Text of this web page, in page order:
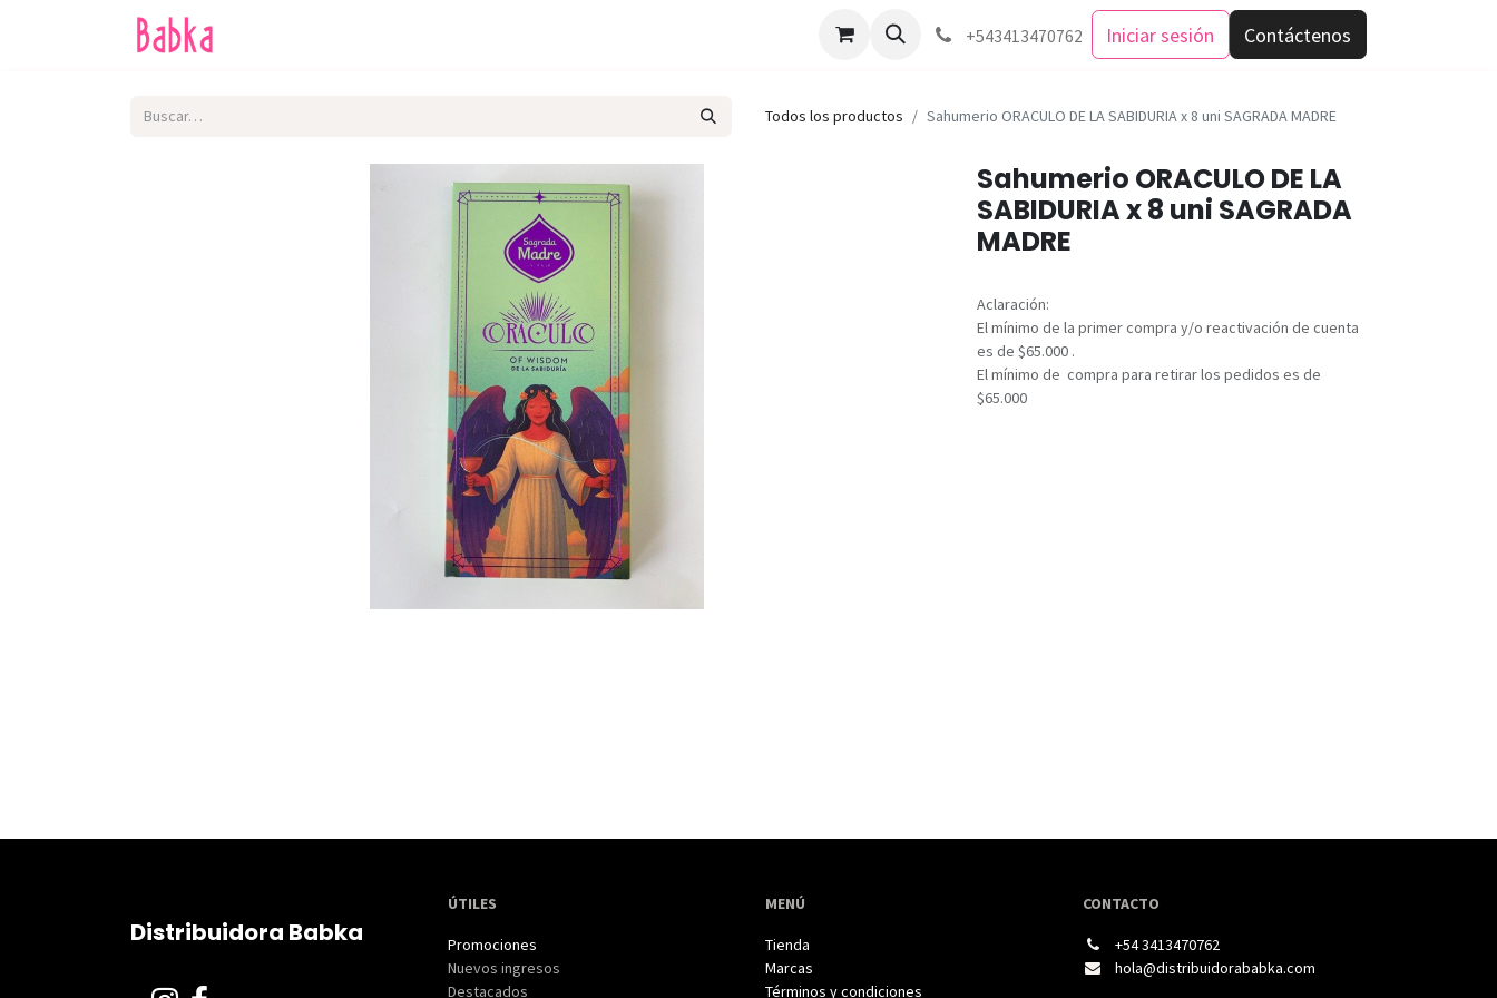
Como comprar +543413470762 Iniciar sesión Contáctenos
Todos los productos Sahumerio ORACULO DE LA SABIDURIA x 8 uni SAGRADA MADRE
Sahumerio ORACULO DE LA
SABIDURIA x 8 uni SAGRADA
MADRE
Aclaración:
El mínimo de la primer compra y/o reactivación de cuenta
es de $65.000 .
El mínimo de compra para retirar los pedidos es de
$65.000
Distribuidora Babka
ÚTILES
Promociones
Nuevos ingresos
Destacados
MENÚ
Tienda
Marcas
Términos y condiciones
CONTACTO
+54 3413470762
hola@distribuidorababka.com